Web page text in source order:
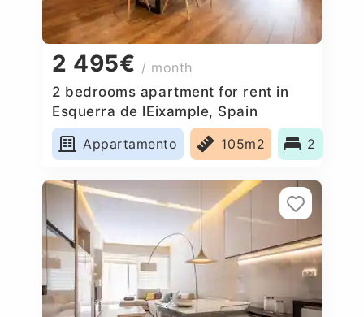
2 495€ / month
2 bedrooms apartment for rent in
Esquerra de lEixample, Spain
Appartamento
105m2 2